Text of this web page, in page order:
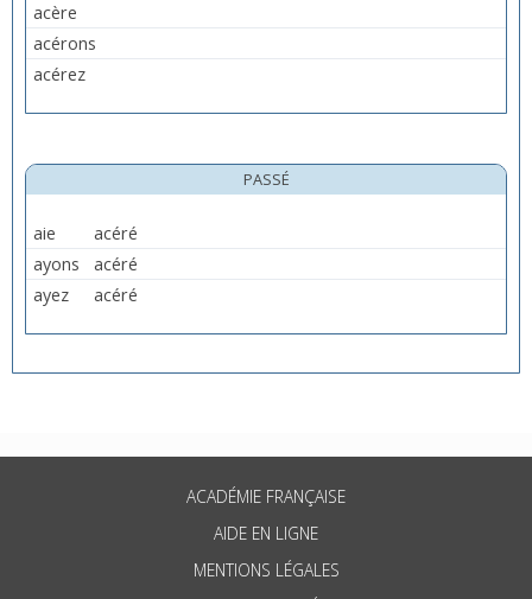
acère
acérons
acérez
PASSÉ
aie
acéré
ayons
acéré
ayez
acéré
ACADÉMIE FRANÇAISE
AIDE EN LIGNE
MENTIONS LÉGALES